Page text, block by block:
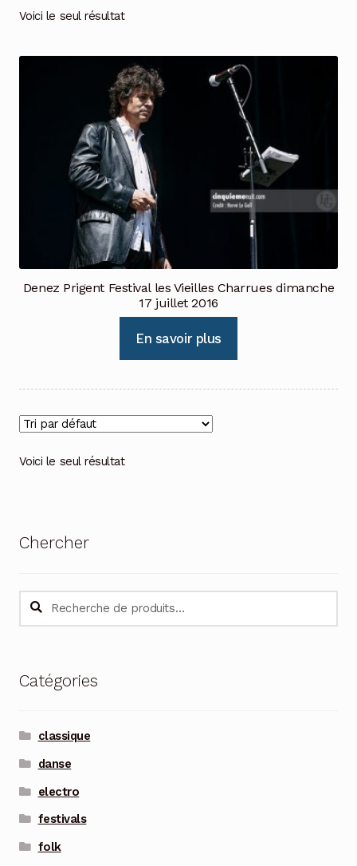
Voici le seul résultat
Denez Prigent Festival les Vieilles Charrues dimanche
17 juillet 2016
En savoir plus
Voici le seul résultat
Chercher
Recherche
pour :
Recherche
Catégories
classique
danse
electro
festivals
folk